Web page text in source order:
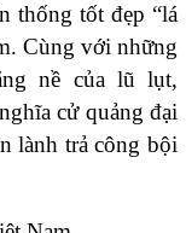
thống tốt đẹp “lá
Cùng với những
nề của lũ lụt,
cử quảng đại
lành trả công bội